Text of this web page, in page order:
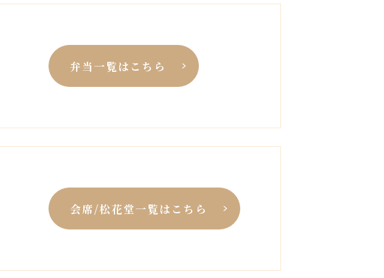
弁当一覧はこちら
会席/松花堂一覧はこちら